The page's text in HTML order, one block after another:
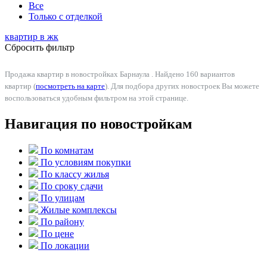
Все
Только с отделкой
квартир в жк
Сбросить фильтр
Продажа квартир в новостройках Барнаула . Найдено 160 вариантов
квартир (посмотреть на карте). Для подбора других новостроек Вы можете
воспользоваться удобным фильтром на этой странице.
Навигация по новостройкам
По комнатам
По условиям покупки
По классу жилья
По сроку сдачи
По улицам
Жилые комплексы
По району
По цене
По локации